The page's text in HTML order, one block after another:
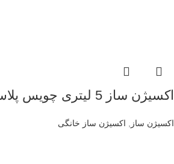
اکسیژن ساز 5 لیتری چویس پلاس مدل SZ-5BW
اکسیژن ساز اکسیژن ساز خانگی